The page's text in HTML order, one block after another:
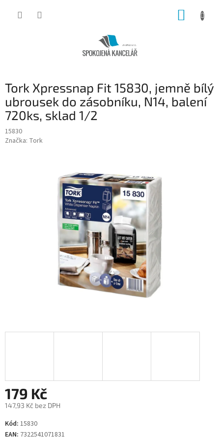
Tork Xpressnap Fit 15830, jemně bílý
ubrousek do zásobníku, N14, balení
720ks, sklad 1/2
15830
Značka: Tork
179 Kč
147,93 Kč bez DPH
Měrná
cena:
Kód: 15830
EAN: 7322541071831